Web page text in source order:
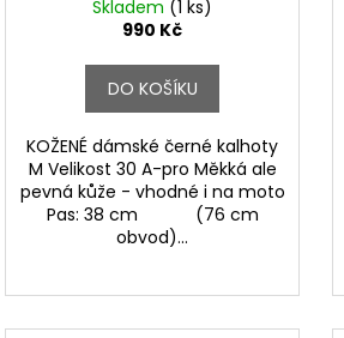
Skladem (1 ks)
990 Kč
DO KOŠÍKU
KOŽENÉ dámské černé kalhoty
M Velikost 30 A-pro Měkká ale
pevná kůže - vhodné i na moto
Pas: 38 cm (76 cm
obvod)...